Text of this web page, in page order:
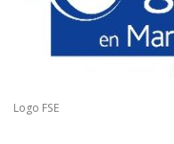
SIGNALER UNE FRAUDE
Logo FSE